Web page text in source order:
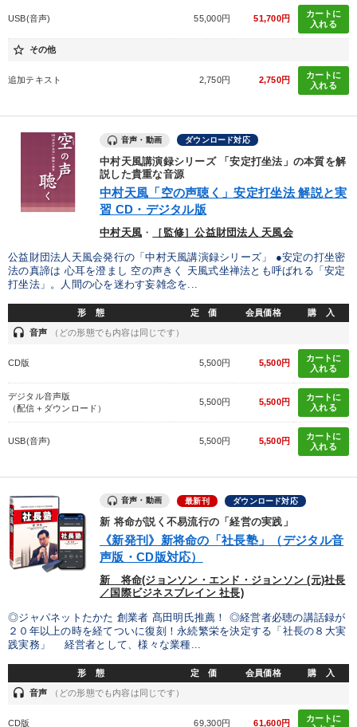
USB(音声) 55,000円 51,700円
カートに
入れる
star_border その他
追加テキスト 2,750円 2,750円
カートに
入れる
音声・動画 ダウンロード対応
中村天風講演録シリーズ 「安定打坐法」の本質を解
説した貴重な音源
中村天風「空の声聴く」安定打坐法 解説と実
習 CD・デジタル版
中村天風 ・ ［監修］公益財団法人 天風会
公益財団法人天風会発行の「中村天風講演録シリーズ」 ●安定の打坐密
法の真諦は 心耳を澄まし 空の声きく 天風式坐禅法とも呼ばれる「安定
打坐法」。人間の心を迷わす妄雑念を...
形 態 定 価 会員価格 購 入
headset 音声 （どの形態でも内容は同じです）
CD版 5,500円 5,500円
カートに
入れる
デジタル音声版
（配信＋ダウンロード）
5,500円 5,500円
カートに
入れる
USB(音声) 5,500円 5,500円
カートに
入れる
音声・動画 最新刊 ダウンロード対応
新 将命が説く不易流行の「経営の実践」
《新発刊》新将命の「社長塾」（デジタル音
声版・CD版対応）
新 将命(ジョンソン・エンド・ジョンソン (元)社長
／国際ビジネスブレイン 社長)
◎ジャパネットたかた 創業者 髙田明氏推薦！ ◎経営者必聴の講話録が
２０年以上の時を経てついに復刻！永続繁栄を決定する「社長の８大実
践実務」 経営者として、様々な業種...
形 態 定 価 会員価格 購 入
headset 音声 （どの形態でも内容は同じです）
CD版 69,300円 61,600円
カートに